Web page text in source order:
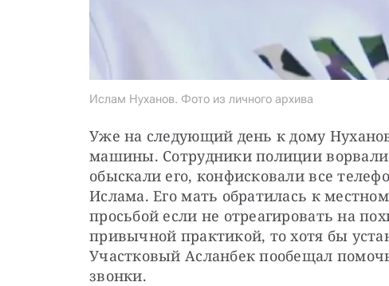
Ислам Нуханов. Фото из личного архива
Уже на следующий день к дому
машины. Сотрудники полиции
обыскали его, конфисковали все
Ислама. Его мать обратилась к
просьбой если не отреагировать на
привычной практикой, то хотя бы
Участковый Асланбек пообещал
звонки.